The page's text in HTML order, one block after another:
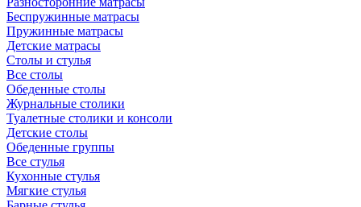
Беспружинные матрасы
Пружинные матрасы
Детские матрасы
Столы и стулья
Все столы
Обеденные столы
Журнальные столики
Туалетные столики и консоли
Детские столы
Обеденные группы
Все стулья
Кухонные стулья
Мягкие стулья